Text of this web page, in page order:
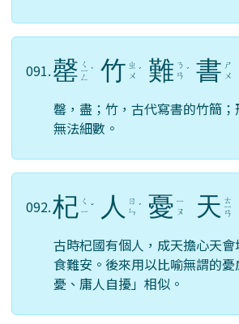
091.罄 ㄑ
ㄧ
ㄥ
ˋ 竹 ㄓ
ㄨ ˊ 難 ㄋ
ㄢ ˊ 書 ㄕ
ㄨ
罄，盡；竹，古代寫書的竹簡；
無法細數。
092.杞 ㄑ
ㄧ ˇ 人
ㄖ
ㄣ ˊ 憂 ㄧ
ㄡ
天 ㄊ
ㄧ
ㄢ
古時杞國有個人，成天擔心天
食難安。後來用以比喻無謂的
憂、庸人自擾」相似。